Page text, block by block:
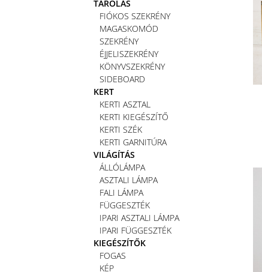
TÁROLÁS
FIÓKOS SZEKRÉNY
MAGASKOMÓD
SZEKRÉNY
ÉJJELISZEKRÉNY
KÖNYVSZEKRÉNY
SIDEBOARD
KERT
KERTI ASZTAL
KERTI KIEGÉSZÍTŐ
KERTI SZÉK
KERTI GARNITÚRA
VILÁGÍTÁS
ÁLLÓLÁMPA
ASZTALI LÁMPA
FALI LÁMPA
FÜGGESZTÉK
IPARI ASZTALI LÁMPA
IPARI FÜGGESZTÉK
KIEGÉSZÍTŐK
FOGAS
KÉP